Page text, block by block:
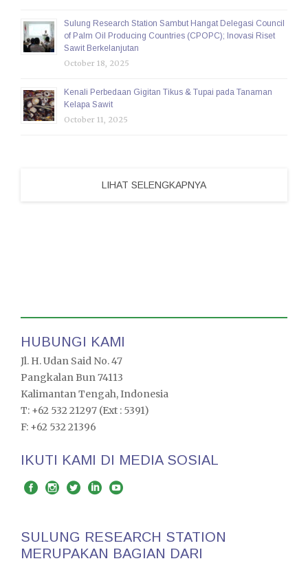
Sulung Research Station Sambut Hangat Delegasi Council
of Palm Oil Producing Countries (CPOPC); Inovasi Riset
Sawit Berkelanjutan
October 18, 2025
Kenali Perbedaan Gigitan Tikus & Tupai pada Tanaman
Kelapa Sawit
October 11, 2025
LIHAT SELENGKAPNYA
HUBUNGI KAMI
Jl. H. Udan Said No. 47
Pangkalan Bun 74113
Kalimantan Tengah, Indonesia
T: +62 532 21297 (Ext : 5391)
F: +62 532 21396
IKUTI KAMI DI MEDIA SOSIAL
SULUNG RESEARCH STATION
MERUPAKAN BAGIAN DARI